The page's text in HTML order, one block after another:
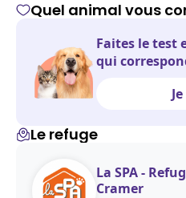
Quel animal vous
Faites le test
qui
Le refuge
La SPA -
Cramer